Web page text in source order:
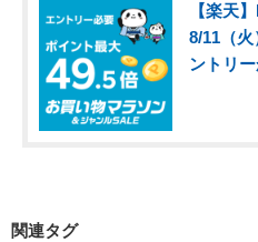
【楽天
8/11（
ントリー
関連タグ